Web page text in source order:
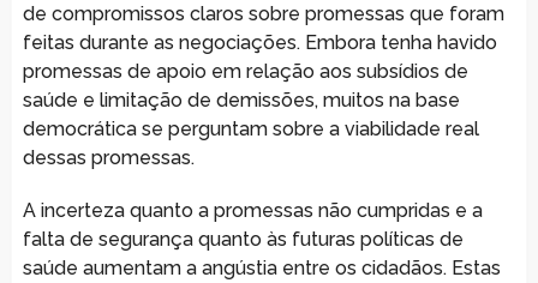
de compromissos claros sobre promessas que foram
feitas durante as negociações. Embora tenha havido
promessas de apoio em relação aos subsídios de
saúde e limitação de demissões, muitos na base
democrática se perguntam sobre a viabilidade real
dessas promessas.
A incerteza quanto a promessas não cumpridas e a
falta de segurança quanto às futuras políticas de
saúde aumentam a angústia entre os cidadãos. Estas